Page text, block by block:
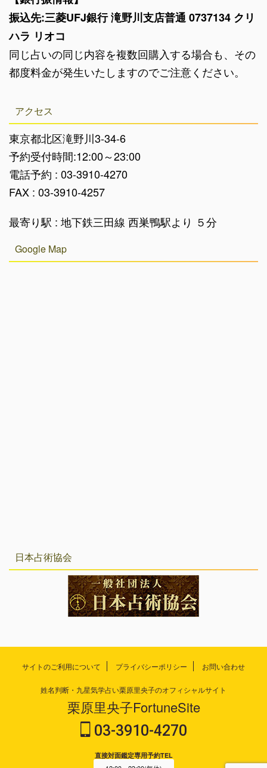
振込先:三菱UFJ銀行 滝野川支店普通 0737134 クリ
ハラ リオコ
同じ占いの同じ内容を複数回購入する場合も、その
都度料金が発生いたしますのでご注意ください。
アクセス
東京都北区滝野川3-34-6
予約受付時間:12:00～23:00
電話予約 : 03-3910-4270
FAX : 03-3910-4257
最寄り駅 : 地下鉄三田線 西巣鴨駅より ５分
Google Map
日本占術協会
サイトのご利用について プライバシーポリシー お問い合わせ
姓名判断・九星気学占い栗原里央子のオフィシャルサイト
栗原里央子FortuneSite
03-3910-4270
直接対面鑑定専用予約TEL